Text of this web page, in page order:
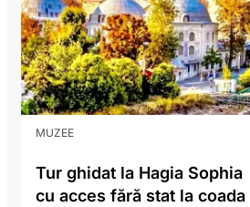
MUZEE
Tur ghidat la Hagia Sophia
cu acces fără stat la coada